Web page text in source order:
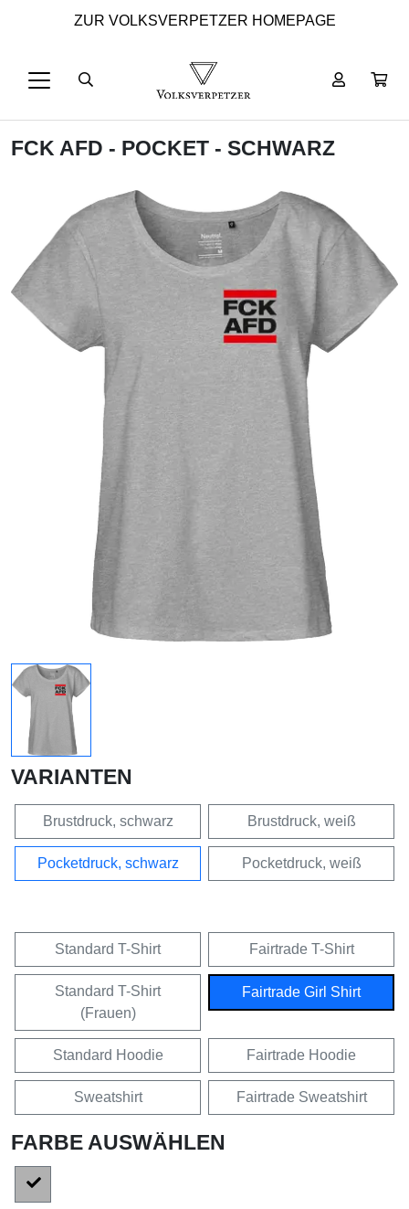
ZUR VOLKSVERPETZER HOMEPAGE
FCK AFD - POCKET - SCHWARZ
VARIANTEN
Brustdruck, schwarz Brustdruck, weiß
Pocketdruck, schwarz Pocketdruck, weiß
Standard T-Shirt Fairtrade T-Shirt
Standard T-Shirt
(Frauen)
Fairtrade Girl Shirt
Standard Hoodie Fairtrade Hoodie
Sweatshirt Fairtrade Sweatshirt
FARBE AUSWÄHLEN